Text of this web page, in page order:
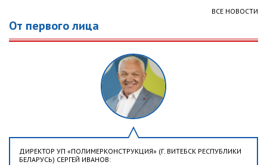
ВСЕ НОВОСТИ
От первого лица
ДИРЕКТОР УП «ПОЛИМЕРКОНСТРУКЦИЯ» (Г. ВИТЕБСК РЕСПУБЛИКИ
БЕЛАРУСЬ) СЕРГЕЙ ИВАНОВ: